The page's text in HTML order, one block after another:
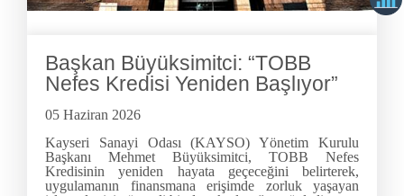
Başkan Büyüksimitci: “TOBB
Nefes Kredisi Yeniden Başlıyor”
05 Haziran 2026
Kayseri Sanayi Odası (KAYSO) Yönetim Kurulu
Başkanı Mehmet Büyüksimitci, TOBB Nefes
Kredisinin yeniden hayata geçeceğini belirterek,
uygulamanın finansmana erişimde zorluk yaşayan